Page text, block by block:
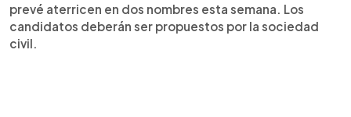
prevé aterricen en dos nombres esta semana. Los
candidatos deberán ser propuestos por la sociedad
civil.